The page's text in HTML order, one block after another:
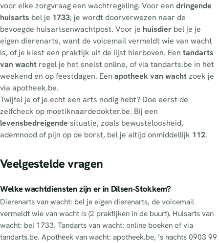
voor elke zorgvraag een wachtregeling. Voor een dringende
huisarts bel je 1733; je wordt doorverwezen naar de
bevoegde huisartsenwachtpost. Voor je huisdier bel je je
eigen dierenarts, want de voicemail vermeldt wie van wacht
is, of je kiest een praktijk uit de lijst hierboven. Een tandarts
van wacht regel je het snelst online, of via tandarts.be in het
weekend en op feestdagen. Een apotheek van wachtzoek je
via apotheek.be.
Twijfel je of je echt een arts nodig hebt? Doe eerst de
zelfcheck op moetiknaardedokter.be. Bij een
levensbedreigende situatie, zoals bewusteloosheid,
ademnood of pijn op de borst, bel je altijd onmiddellijk 112.
Veelgestelde vragen
Welke wachtdiensten zijn er in Dilsen-Stokkem?
Dierenarts van wacht: bel je eigen dierenarts, de voicemail
vermeldt wie van wacht is (2 praktijken in de buurt). Huisarts van
wacht: bel 1733. Tandarts van wacht: online boeken of via
tandarts.be. Apotheek van wacht: apotheek.be, ’s nachts 0903 99